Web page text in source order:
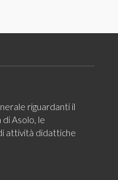
riguardanti il
di Asolo, le
attività didattiche